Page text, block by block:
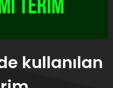
kullanılan